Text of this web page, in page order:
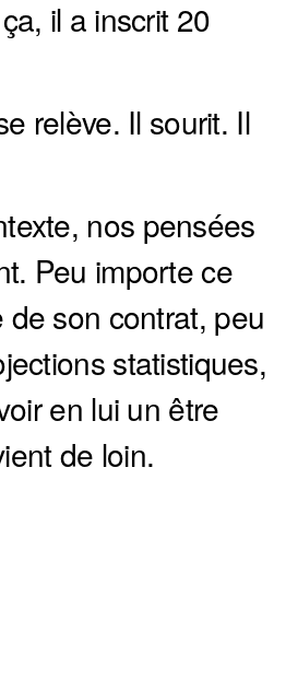
il a inscrit 20
relève. Il sourit. Il
nos pensées
Peu importe ce
de son contrat, peu
statistiques,
en lui un être
de loin.